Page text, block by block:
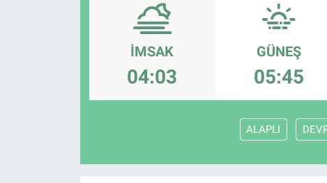
İMSAK
04:03
GÜNEŞ
05:45
ALAPLI